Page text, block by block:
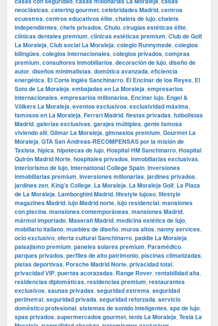
neoclásicas, catering gourmet, celebridades Madrid, centros
ecuestres, centros educativos élite, chalets de lujo, chalets
independientes, chefs privados, Chulo, cirugías estéticas élite,
clínicas dentales premium, clínicas estéticas premium, Club de Golf
La Moraleja, Club social La Moraleja, colegio Runnymede, colegios
bilingües, colegios internacionales, colegios privados, compras
premium, consultores inmobiliarios, decoración de lujo, diseño de
autor, diseños minimalistas, domótica avanzada, eficiencia
energética, El Corte Inglés Sanchinarro, El Encinar de los Reyes, El
Soto de La Moraleja, embajadas en La Moraleja, empresarios
internacionales, empresarios millonarios, Encinar lujo, Engel &
Völkers La Moraleja, eventos exclusivos, exclusividad máxima,
famosos en La Moraleja, Ferrari Madrid, fiestas privadas, futbolistas
Madrid, galerías exclusivas, garajes múltiples, gente famosa
viviendo allí, Gilmar La Moraleja, gimnasios premium, Gourmet La
Moraleja, GTA San Andreas-RECOMPENSAS por la misión de
Taxista, hípica, hipotecas de lujo, Hospital HM Sanchinarro, Hospital
Quirón Madrid Norte, hospitales privados, inmobiliarias exclusivas,
interiorismo de lujo, International College Spain, inversiones
inmobiliarias premium, inversiones millonarias, jardines privados,
jardines zen, King’s College, La Moraleja, La Moraleja Golf, La Plaza
de La Moraleja, Lamborghini Madrid, lifestyle lujoso, lifestyle
magazines Madrid, lujo Madrid norte, lujo residencial, mansiones
con piscina, mansiones contemporáneas, mansiones Madrid,
mármol importado, Maserati Madrid, medicina estética de lujo,
mobiliario italiano, muebles de diseño, muros altos, nanny services,
ocio exclusivo, oferta cultural Sanchinarro, paddle La Moraleja,
paisajismo premium, paneles solares premium, Paramédico,
parques privados, perfiles de alto patrimonio, piscinas climatizadas,
pistas deportivas, Porsche Madrid Norte, privacidad total,
privacidad VIP, puertas acorazadas, Range Rover, rentabilidad alta,
residencias diplomáticas, residencias premium, restaurantes
exclusivos, saunas privadas, seguridad extrema, seguridad
perimetral, seguridad privada, seguridad reforzada, servicio
doméstico profesional, sistemas de sonido inteligentes, spa de lujo,
spas privados, supermercados gourmet, tenis La Moraleja, Tesla La